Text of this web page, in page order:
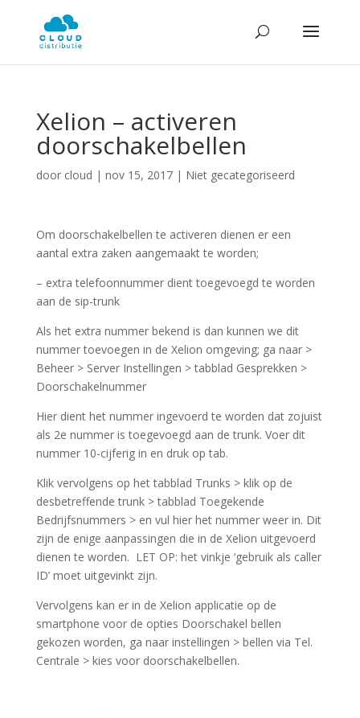
Xelion – activeren
doorschakelbellen
door cloud | nov 15, 2017| Niet gecategoriseerd
Om doorschakelbellen te activeren dienen er een
aantal extra zaken aangemaakt te worden;
– extra telefoonnummer dient toegevoegd te worden
aan de sip-trunk
Als het extra nummer bekend is dan kunnen we dit
nummer toevoegen in de Xelion omgeving; ga naar >
Beheer > Server Instellingen > tabblad Gesprekken >
Doorschakelnummer
Hier dient het nummer ingevoerd te worden dat zojuist
als 2e nummer is toegevoegd aan de trunk. Voer dit
nummer 10-cijferig in en druk op tab.
Klik vervolgens op het tabblad Trunks > klik op de
desbetreffende trunk > tabblad Toegekende
Bedrijfsnummers > en vul hier het nummer weer in. Dit
zijn de enige aanpassingen die in de Xelion uitgevoerd
dienen te worden. LET OP: het vinkje ‘gebruik als caller
ID’ moet uitgevinkt zijn.
Vervolgens kan er in de Xelion applicatie op de
smartphone voor de opties Doorschakel bellen
gekozen worden, ga naar instellingen > bellen via Tel.
Centrale > kies voor doorschakelbellen.